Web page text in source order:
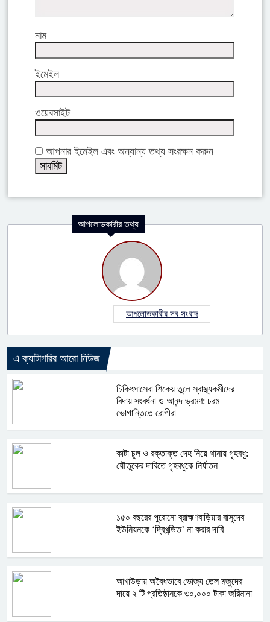
নাম
ইমেইল
ওয়েবসাইট
আপনার ইমেইল এবং অন্যান্য তথ্য সংরক্ষন করুন
আপলোডকারীর তথ্য
আপলোডকারীর সব সংবাদ
এ ক্যাটাগরির আরো নিউজ
চিকিৎসাসেবা শিকেয় তুলে স্বাস্থ্যকর্মীদের
বিদায় সংবর্ধনা ও আনন্দ ভ্রমণ: চরম
ভোগান্তিতে রোগীরা
কাটা চুল ও রক্তাক্ত দেহ নিয়ে থানায় গৃহবধূ:
যৌতুকের দাবিতে গৃহবধূকে নির্যাতন
১৫০ বছরের পুরোনো ব্রাহ্মণবাড়িয়ার বাসুদেব
ইউনিয়নকে ‘দ্বিখন্ডিত’ না করার দাবি
আখাউড়ায় অবৈধভাবে ভোজ্য তেল মজুদের
দায়ে ২ টি প্রতিষ্ঠানকে ৩০,০০০ টাকা জরিমানা